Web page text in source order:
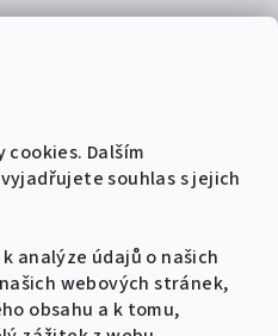
Dalším
souhlas s jejich
analýze údajů o našich
webových stránek,
obsahu a k tomu,
s.r.o.
485 792
od 8:00 do 17:00
zpěvníky!
10 % slevuna první